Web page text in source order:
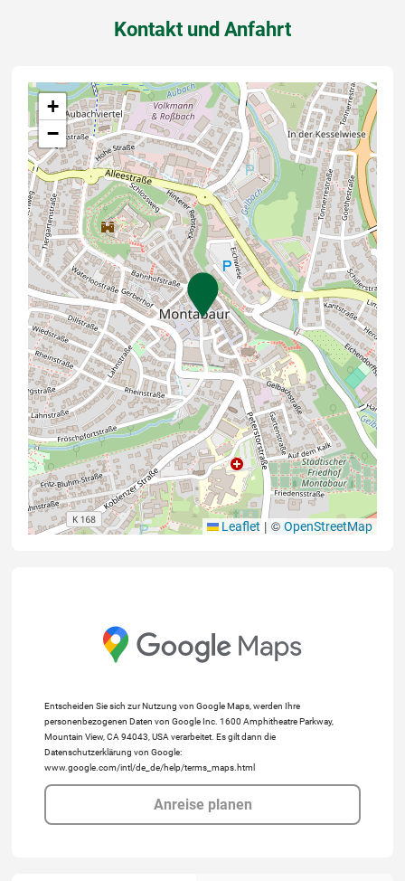
Kontakt und Anfahrt
+
−
Leaflet | © OpenStreetMap
Entscheiden Sie sich zur Nutzung von Google Maps, werden Ihre
personenbezogenen Daten von Google Inc. 1600 Amphitheatre Parkway,
Mountain View, CA 94043, USA verarbeitet. Es gilt dann die
Datenschutzerklärung von Google:
www.google.com/intl/de_de/help/terms_maps.html
Anreise planen